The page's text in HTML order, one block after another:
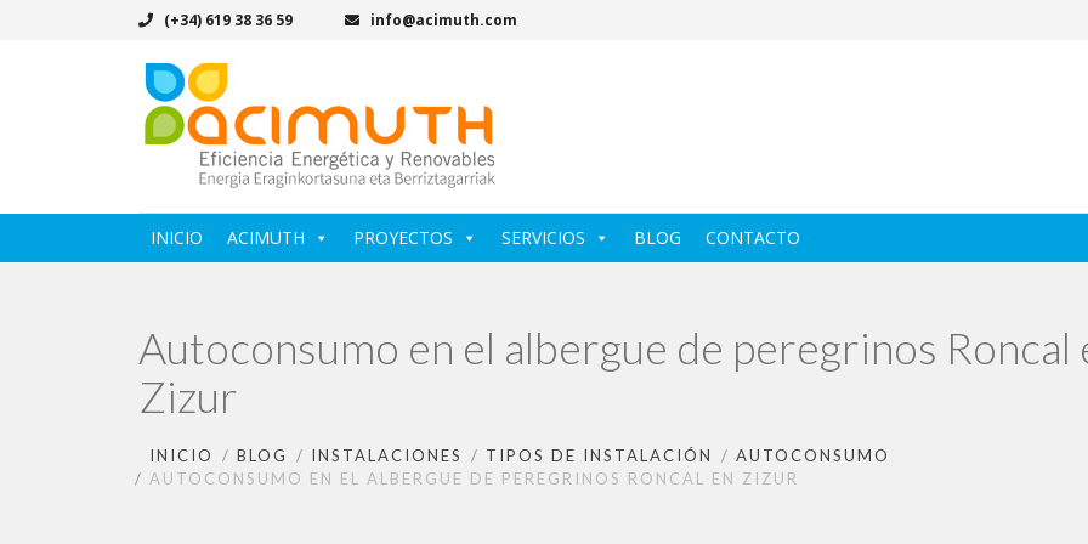
(+34) 619 38 36 59 info@acimuth.com
INICIO ACIMUTH PROYECTOS SERVICIOS BLOG CONTACTO
Autoconsumo en el albergue de peregrinos Roncal
Zizur
INICIO BLOG INSTALACIONES TIPOS DE INSTALACIÓN
AUTOCONSUMO
AUTOCONSUMO EN EL ALBERGUE DE PEREGRINOS RONCAL EN ZIZUR